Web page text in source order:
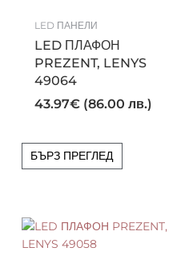
LED ПАНЕЛИ
LED ПЛАФОН
PREZENT, LENYS
49064
43.97€ (86.00 лв.)
БЪРЗ ПРЕГЛЕД